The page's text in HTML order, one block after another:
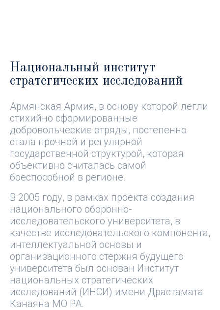
доказательством мощи и высокой
боеспособности Армянской Армии была
10-летняя полноценная мирная ситуация
на границах Армении и Арцаха.
Национальный институт
стратегических исследований
Армянская Армия, в основу которой легли
стихийно сформированные
добровольческие отряды, постепенно
стала прочной и регулярной
государственной структурой, которая
объективно считалась самой
боеспособной в регионе.
В 2005 году, в рамках проекта создания
национального оборонно-
исследовательского университета, в
качестве исследовательского компонента,
интеллектуальной основы и
организационного стержня будущего
университета был основан Институт
национальных стратегических
исследований (ИНСИ) имени Драстамата
Канаяна МО РА.